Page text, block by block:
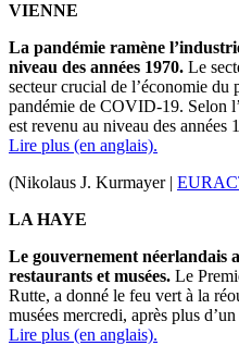
VIENNE
La pandémie ramène
niveau des années 1970. Le
secteur crucial de l’économie du
pandémie de COVID-19. Selon
est revenu au niveau des années
Lire plus (en anglais).
(Nikolaus J. Kurmayer |
LA HAYE
Le gouvernement néerlandais
restaurants et musées. Le
Rutte, a donné le feu vert à la
musées mercredi, après plus
Lire plus (en anglais).